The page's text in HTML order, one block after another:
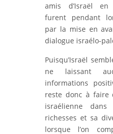
amis d’Israël en
furent pendant
par la mise en
dialogue israélo-
Puisqu’Israël
ne laissant
informations
reste donc à faire
israélienne
richesses et sa
lorsque l’on